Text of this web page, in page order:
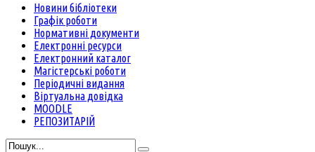
Новини бібліотеки
Графік роботи
Нормативні документи
Електронні ресурси
Електронний каталог
Магістерські роботи
Періодичні видання
Віртуальна довідка
MOODLE
РЕПОЗИТАРІЙ